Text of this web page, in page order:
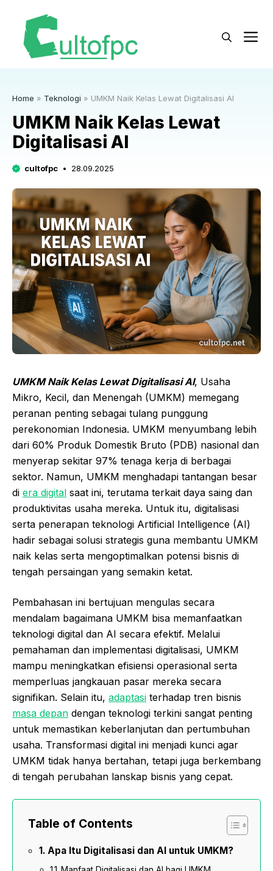
Home » Teknologi » UMKM Naik Kelas Lewat Digitalisasi AI
UMKM Naik Kelas Lewat
Digitalisasi AI
cultofpc 28.09.2025
UMKM Naik Kelas Lewat Digitalisasi AI, Usaha
Mikro, Kecil, dan Menengah (UMKM) memegang
peranan penting sebagai tulang punggung
perekonomian Indonesia. UMKM menyumbang lebih
dari 60% Produk Domestik Bruto (PDB) nasional dan
menyerap sekitar 97% tenaga kerja di berbagai
sektor. Namun, UMKM menghadapi tantangan besar
di era digital saat ini, terutama terkait daya saing dan
produktivitas usaha mereka. Untuk itu, digitalisasi
serta penerapan teknologi Artificial Intelligence (AI)
hadir sebagai solusi strategis guna membantu UMKM
naik kelas serta mengoptimalkan potensi bisnis di
tengah persaingan yang semakin ketat.
Pembahasan ini bertujuan mengulas secara
mendalam bagaimana UMKM bisa memanfaatkan
teknologi digital dan AI secara efektif. Melalui
pemahaman dan implementasi digitalisasi, UMKM
mampu meningkatkan efisiensi operasional serta
memperluas jangkauan pasar mereka secara
signifikan. Selain itu, adaptasi terhadap tren bisnis
masa depan dengan teknologi terkini sangat penting
untuk memastikan keberlanjutan dan pertumbuhan
usaha. Transformasi digital ini menjadi kunci agar
UMKM tidak hanya bertahan, tetapi juga berkembang
di tengah perubahan lanskap bisnis yang cepat.
Table of Contents
Apa Itu Digitalisasi dan AI untuk UMKM?